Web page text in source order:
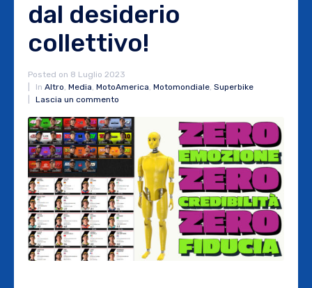
dal desiderio
collettivo!
Posted on 8 Luglio 2023
In Altro, Media, MotoAmerica, Motomondiale, Superbike
Lascia un commento